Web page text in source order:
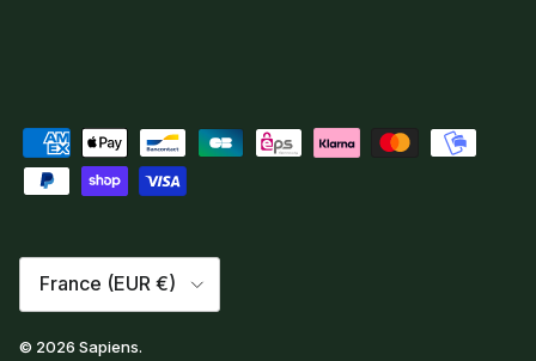
Pays
France (EUR €)
© 2026 Sapiens.